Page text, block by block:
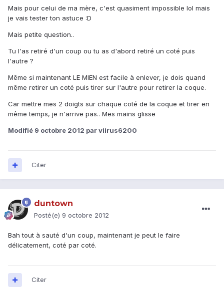
Mais pour celui de ma mère, c'est quasiment impossible lol mais
je vais tester ton astuce :D
Mais petite question..
Tu l'as retiré d'un coup ou tu as d'abord retiré un coté puis
l'autre ?
Même si maintenant LE MIEN est facile à enlever, je dois quand
même retirer un coté puis tirer sur l'autre pour retirer la coque.
Car mettre mes 2 doigts sur chaque coté de la coque et tirer en
même temps, je n'arrive pas.. Mes mains glisse
Modifié 9 octobre 2012 par viirus6200
Citer
duntown
Posté(e) 9 octobre 2012
Bah tout à sauté d'un coup, maintenant je peut le faire
délicatement, coté par coté.
Citer